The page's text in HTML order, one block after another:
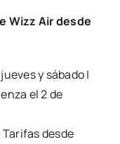
Wizz Air des­de
y sába­do |
el 2 de
Tari­fas des­de